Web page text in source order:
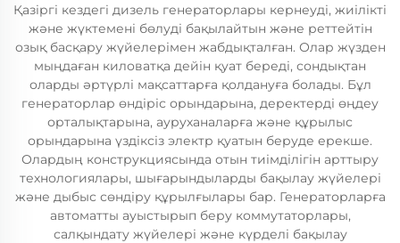
Қазіргі кездегі дизель генераторлары кернеуді, жиілікті
және жүктемені бөлуді бақылайтын және реттейтін
озық басқару жүйелерімен жабдықталған. Олар жүзден
мыңдаған киловатқа дейін қуат береді, сондықтан
оларды әртүрлі мақсаттарға қолдануға болады. Бұл
генераторлар өндіріс орындарына, деректерді өңдеу
орталықтарына, ауруханаларға және құрылыс
орындарына үздіксіз электр қуатын беруде ерекше.
Олардың конструкциясында отын тиімділігін арттыру
технологиялары, шығарындыларды бақылау жүйелері
және дыбыс сөндіру құрылғылары бар. Генераторларға
автоматты ауыстырып беру коммутаторлары,
салқындату жүйелері және күрделі бақылау